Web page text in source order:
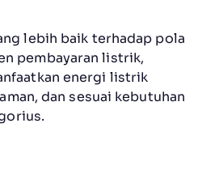
lebih baik terhadap pola
pembayaran listrik,
energi listrik
dan sesuai kebutuhan